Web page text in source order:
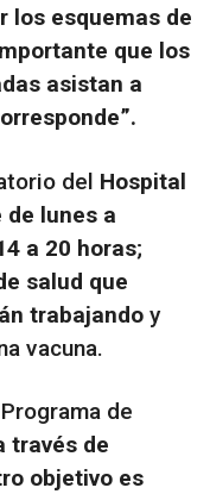
los esquemas de
que los
asistan a
del Hospital
de lunes a
a 20 horas;
salud que
trabajando y
vacuna.
de
través de
objetivo es